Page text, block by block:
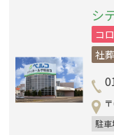
シ
コ
社
駐